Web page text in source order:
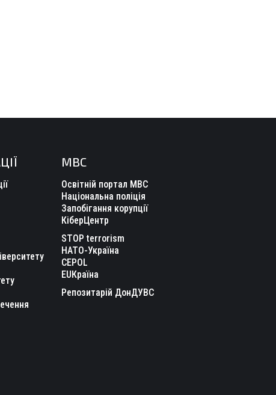
МВС
Освітній портал МВС
Національна поліція
Запобігання корупції
КіберЦентр
STOP terrorism
НАТО-Україна
CEPOL
EUКраїна
Репозитарій ДонДУВС